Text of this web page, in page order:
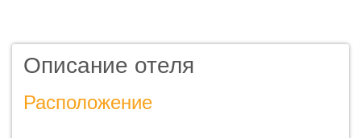
Описание отеля
Расположение